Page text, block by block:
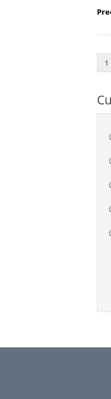
1